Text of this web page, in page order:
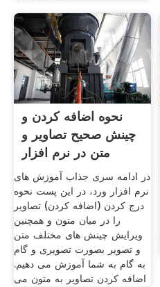
نحوه اضافه کردن و
چینش صحیح تصاویر و
متن در نرم افزار
Word
در ادامه سری جذاب آموزش های
نرم افزار ورد، در این پست نحوه
درج کردن (اضافه کردن) تصاویر
را در میان متون و همچنین
ویرایش چینش های مختلف متن
و تصویر بصورت تصویری و گام
به گام به شما آموزش می دهیم.
اضافه کردن تصاویر به متون می